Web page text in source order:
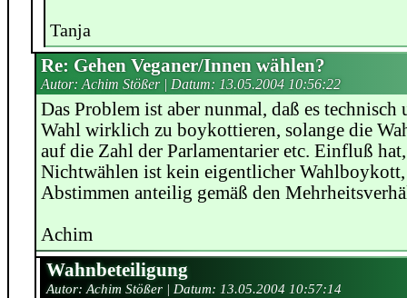
Tanja
Re: Gehen Veganer/Innen wählen?
Autor: Achim Stößer | Datum: 13.05.2004 10:56:22
Das Problem ist aber nunmal, daß es
Wahl wirklich zu boykottieren, solange die
auf die Zahl der Parlamentarier etc. Einfluß
Nichtwählen ist kein eigentlicher
Abstimmen anteilig gemäß den
Achim
Wahnbeteiligung
Autor: Achim Stößer | Datum: 13.05.2004 10:57:14